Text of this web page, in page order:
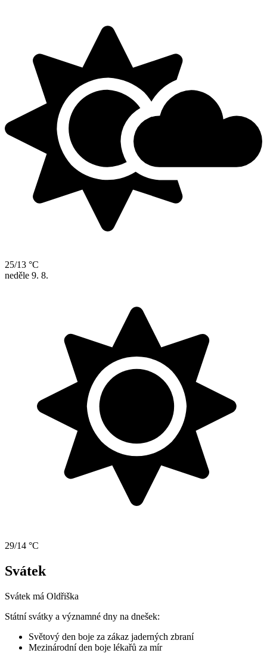
25/13 °C
neděle 9. 8.
29/14 °C
Svátek
Svátek má Oldřiška
Státní svátky a významné dny na dnešek:
Světový den boje za zákaz jaderných zbraní
Mezinárodní den boje lékařů za mír